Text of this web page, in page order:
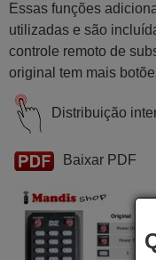
Essas funções
utilizadas e são
controle remoto de
original tem mais
Distribuição
Baixar PDF